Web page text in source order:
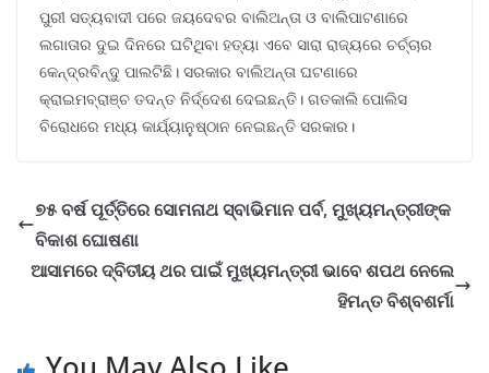
ପୁରୀ ସତ୍ୟବାଦୀ ପରେ ଜୟଦେବର ବାଲିଅନ୍ତା ଓ ବାଲିପାଟଣାରେ
ଲଗାତାର ଦୁଇ ଦିନରେ ଘଟିଥିବା ହତ୍ୟା ଏବେ ସାରା ରାଜ୍ୟରେ ଚର୍ଚ୍ଚାର
କେନ୍ଦ୍ରବିନ୍ଦୁ ପାଲଟିଛି। ସରକାର ବାଲିଅନ୍ତା ଘଟଣାରେ
କ୍ରାଇମବ୍ରାଞ୍ଚ ତଦନ୍ତ ନିର୍ଦ୍ଦେଶ ଦେଇଛନ୍ତି। ଗତକାଲି ପୋଲିସ
ବିରୋଧରେ ମଧ୍ୟ କାର୍ଯ୍ୟାନୁଷ୍ଠାନ ନେଇଛନ୍ତି ସରକାର।
୭୫ ବର୍ଷ ପୂର୍ତ୍ତିରେ ସୋମନାଥ ସ୍ବାଭିମାନ ପର୍ବ, ମୁଖ୍ୟମନ୍ତ୍ରୀଙ୍କ
ବିକାଶ ଘୋଷଣା
ଆସାମରେ ଦ୍ବିତୀୟ ଥର ପାଇଁ ମୁଖ୍ୟମନ୍ତ୍ରୀ ଭାବେ ଶପଥ ନେଲେ
ହିମନ୍ତ ବିଶ୍ବଶର୍ମା